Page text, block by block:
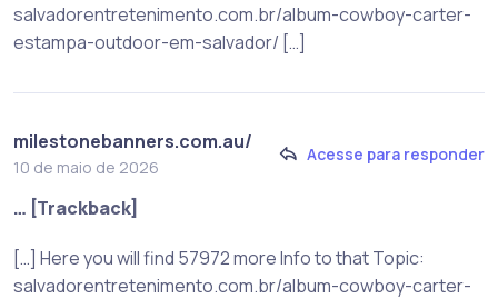
salvadorentretenimento.com.br/album-cowboy-carter-
estampa-outdoor-em-salvador/ […]
milestonebanners.com.au/
10 de maio de 2026
Acesse para responder
… [Trackback]
[…] Here you will find 57972 more Info to that Topic:
salvadorentretenimento.com.br/album-cowboy-carter-